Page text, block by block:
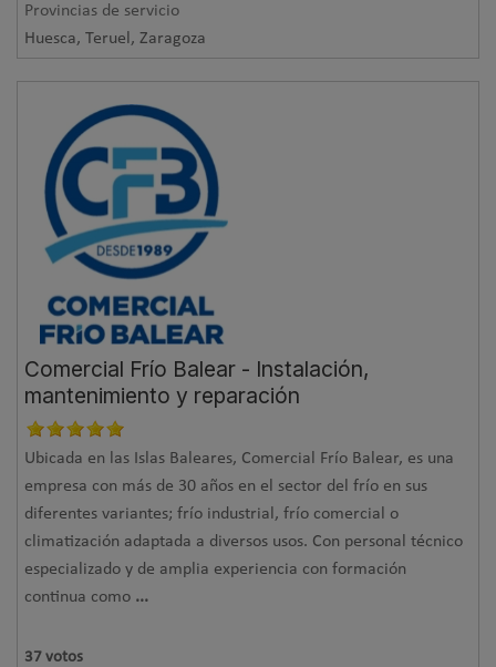
Provincias de servicio
Huesca, Teruel, Zaragoza
Comercial Frío Balear - Instalación,
mantenimiento y reparación
Ubicada en las Islas Baleares, Comercial Frío Balear, es una
empresa con más de 30 años en el sector del frío en sus
diferentes variantes; frío industrial, frío comercial o
climatización adaptada a diversos usos. Con personal técnico
especializado y de amplia experiencia con formación
continua como ...
37 votos